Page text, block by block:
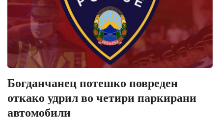
Богданчанец потешко повреден
откако удрил во четири паркирани
автомобили